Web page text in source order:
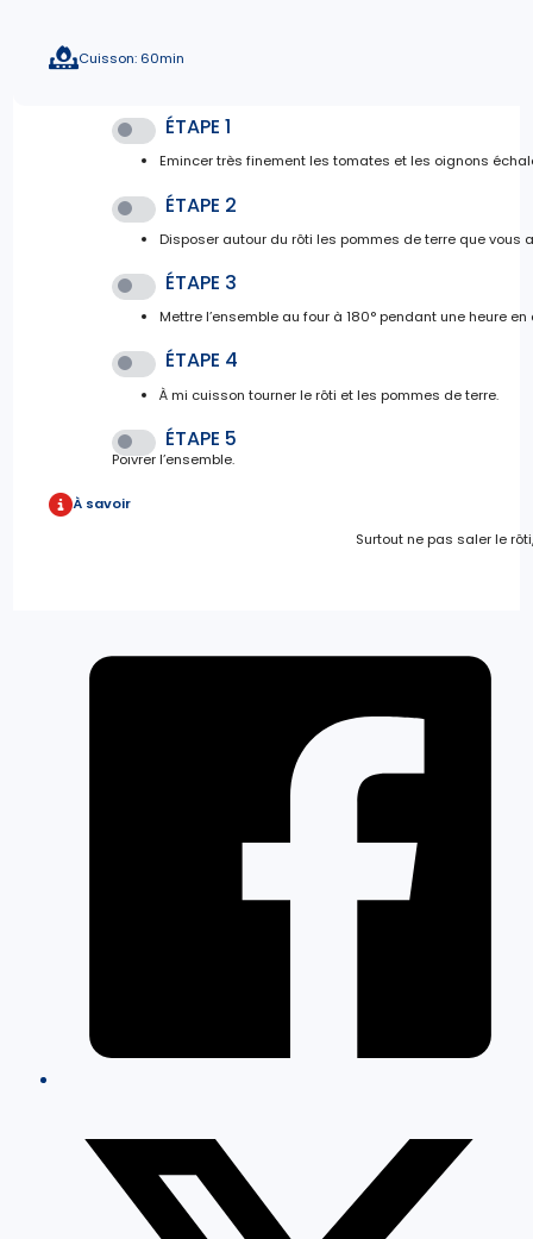
Cuisson: 60min
ÉTAPE 1
Emincer très finement les tomates et les oignons
ÉTAPE 2
Disposer autour du rôti les pommes de terre que
ÉTAPE 3
Mettre l’ensemble au four à 180° pendant une heure
ÉTAPE 4
À mi cuisson tourner le rôti et les pommes de terre.
ÉTAPE 5
Poivrer l’ensemble.
À savoir
Surtout ne pas saler le